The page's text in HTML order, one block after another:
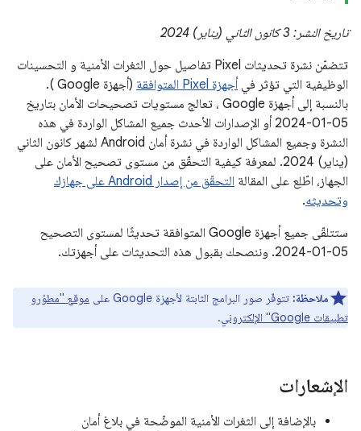
تاريخ النشر: 3 كانون الثاني (يناير) 2024
تتضمّن نشرة تحديثات Pixel تفاصيل حول الثغرات الأمنية و التحسينات
الوظيفية التي تؤثر في أجهزة Pixel المتوافقة
(أجهزة Google ).
بالنسبة إلى أجهزة Google ، تعالج مستويات تصحيحات الأمان بتاريخ
05‏-01‏-2024 أو الإصدارات الأحدث جميع المشاكل الواردة في هذه
النشرة وجميع المشاكل الواردة في نشرة أمان Android لشهر كانون الثاني
(يناير) 2024. لمعرفة كيفية التحقّق من مستوى تصحيح الأمان على
الجهاز، اطّلِع على المقالة
التحقّق من إصدار Android على جهازك
وتحديثه.
ستتلقّى جميع أجهزة Google المتوافقة تحديثًا لمستوى التصحيح
‎2024-01-05. وننصحك بقبول هذه التحديثات على أجهزتك.
ملاحظة: تتوفّر صور البرامج الثابتة لأجهزة Google على
موقع "مطوّرو
تطبيقات Google" الإلكتروني
.
الإشعارات
بالإضافة إلى الثغرات الأمنية الموضّحة في بلاغ أمان